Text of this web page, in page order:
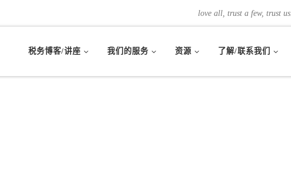
love all, trust a few, trust us.
税务博客/讲座 我们的服务 资源 了解/联系我们